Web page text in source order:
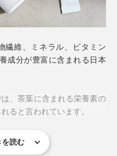
りも喉ごしもいい。
」やお手持ちのボトルに、
れてシャカシャカ振るだけ
リカ）有機認証をともに取
繊維、ミネラル、ビタミン
成分が豊富に含まれる日本
、茶葉に含まれる栄養素の
ると言われています。
』のお茶は、自信を
を読む